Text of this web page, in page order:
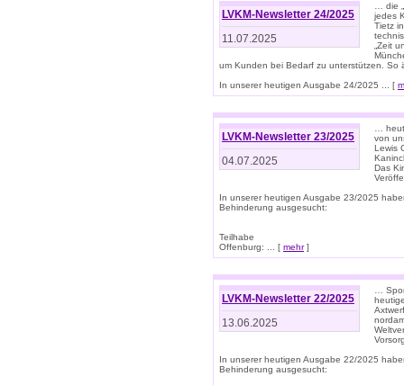
LVKM-Newsletter 24/2025
11.07.2025
… die
jedes
Tietz
„Zeit
um Kunden bei Bedarf zu unterstützen.
In unserer heutigen Ausgabe 24/2025 ... [
LVKM-Newsletter 23/2025
04.07.2025
…
von
Lewis
Das
In unserer heutigen Ausgabe 23/2025
Behinderung ausgesucht:
Teilhabe
Offenburg: ... [ mehr]
LVKM-Newsletter 22/2025
13.06.2025
…
In unserer heutigen Ausgabe 22/2025
Behinderung ausgesucht: